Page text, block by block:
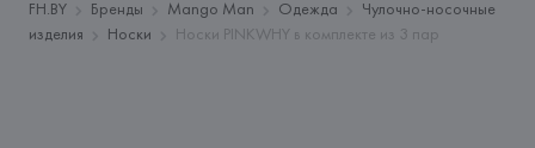
FH.BY Бренды Mango Man Одежда
Чулочно-носочные
изделия
Носки Носки PINKWHY в комплекте из 3 пар